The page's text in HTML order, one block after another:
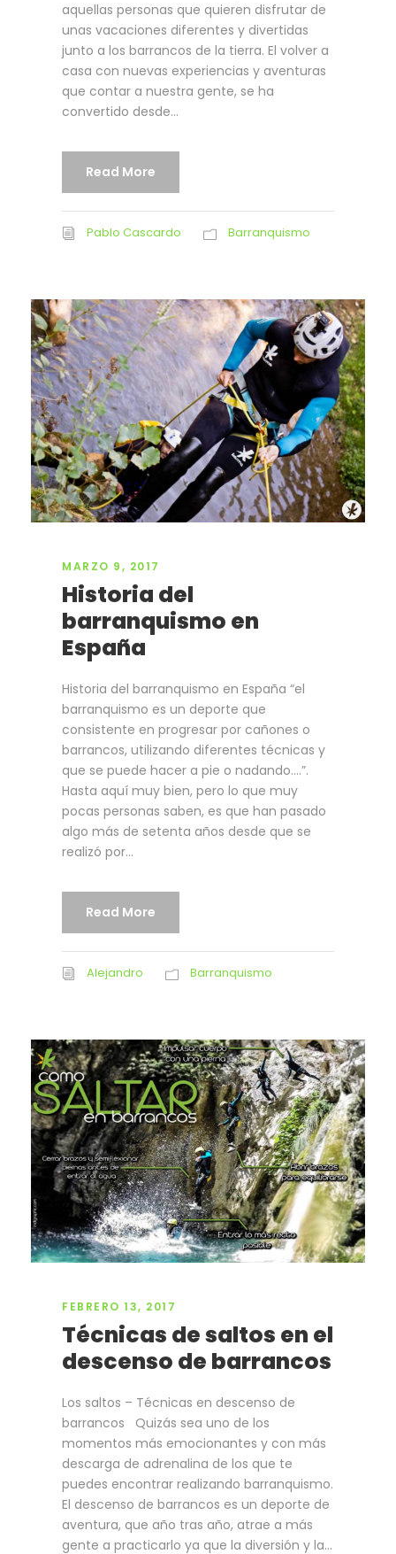
aquellas personas que quieren disfrutar de
unas vacaciones diferentes y divertidas
junto a los barrancos de la tierra. El volver a
casa con nuevas experiencias y aventuras
que contar a nuestra gente, se ha
convertido desde...
Read More
Pablo Cascardo Barranquismo
MARZO 9, 2017
Historia del
barranquismo en
España
Historia del barranquismo en España “el
barranquismo es un deporte que
consistente en progresar por cañones o
barrancos, utilizando diferentes técnicas y
que se puede hacer a pie o nadando….”.
Hasta aquí muy bien, pero lo que muy
pocas personas saben, es que han pasado
algo más de setenta años desde que se
realizó por...
Read More
Alejandro Barranquismo
FEBRERO 13, 2017
Técnicas de saltos en el
descenso de barrancos
Los saltos – Técnicas en descenso de
barrancos Quizás sea uno de los
momentos más emocionantes y con más
descarga de adrenalina de los que te
puedes encontrar realizando barranquismo.
El descenso de barrancos es un deporte de
aventura, que año tras año, atrae a más
gente a practicarlo ya que la diversión y la...